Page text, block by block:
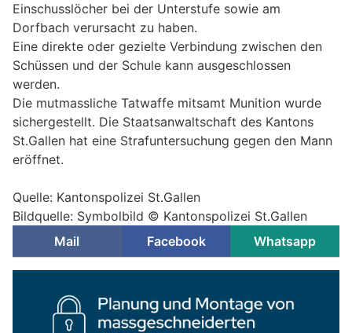
Einschusslöcher bei der Unterstufe sowie am
Dorfbach verursacht zu haben.
Eine direkte oder gezielte Verbindung zwischen den
Schüssen und der Schule kann ausgeschlossen
werden.
Die mutmassliche Tatwaffe mitsamt Munition wurde
sichergestellt. Die Staatsanwaltschaft des Kantons
St.Gallen hat eine Strafuntersuchung gegen den Mann
eröffnet.
Quelle: Kantonspolizei St.Gallen
Bildquelle: Symbolbild © Kantonspolizei St.Gallen
Mail
Facebook Whatsapp